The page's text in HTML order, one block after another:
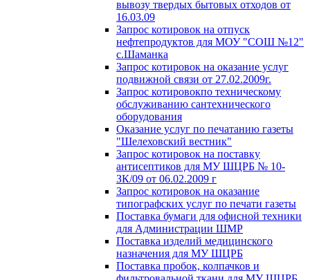
вывозу твердых бытовых отходов от
16.03.09
Запрос котировок на отпуск
нефтепродуктов для МОУ "СОШ №12"
с.Шаманка
Запрос котировок на оказание услуг
подвижной связи от 27.02.2009г.
Запрос котировокпо техническому
обслуживанию сантехнического
оборудования
Оказание услуг по печатанию газеты
"Шелеховский вестник"
Запрос котировок на поставку
антисептиков для МУ ШЦРБ № 10-
ЗК/09 от 06.02.2009 г
Запрос котировок на оказание
типографских услуг по печати газеты
Поставка бумаги для офисной техники
для Администрации ШМР
Поставка изделий медицинского
назначения для МУ ШЦРБ
Поставка пробок, колпачков и